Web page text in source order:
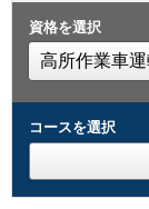
資格を選択
コースを選択